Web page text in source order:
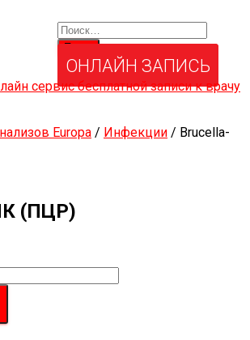
ОНЛАЙН ЗАПИСЬ
Europa / Инфекции / Brucella-
(ПЦР)